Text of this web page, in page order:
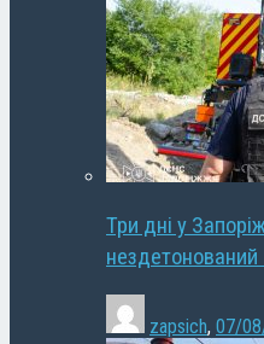
Три дні у
zapsich, 07/